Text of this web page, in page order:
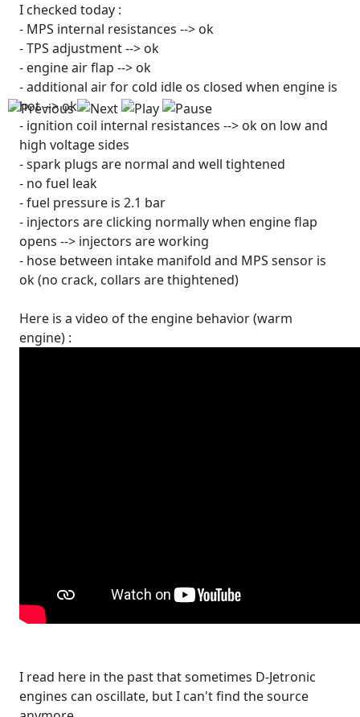
I checked today :
- MPS internal resistances --> ok
- TPS adjustment --> ok
- engine air flap --> ok
- additional air for cold idle os closed when engine is
hot --> ok
- ignition coil internal resistances --> ok on low and
high voltage sides
- spark plugs are normal and well tightened
- no fuel leak
- fuel pressure is 2.1 bar
- injectors are clicking normally when engine flap
opens --> injectors are working
- hose between intake manifold and MPS sensor is
ok (no crack, collars are thightened)
Here is a video of the engine behavior (warm
engine) :
I read here in the past that sometimes D-Jetronic
engines can oscillate, but I can't find the source